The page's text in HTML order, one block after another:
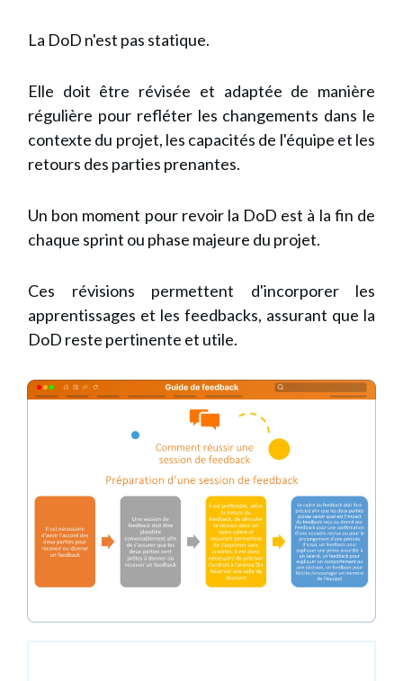
La DoD n'est pas statique.
Elle doit être révisée et adaptée de manière
régulière pour refléter les changements dans le
contexte du projet, les capacités de l'équipe et les
retours des parties prenantes.
Un bon moment pour revoir la DoD est à la fin de
chaque sprint ou phase majeure du projet.
Ces révisions permettent d'incorporer les
apprentissages et les feedbacks, assurant que la
DoD reste pertinente et utile.